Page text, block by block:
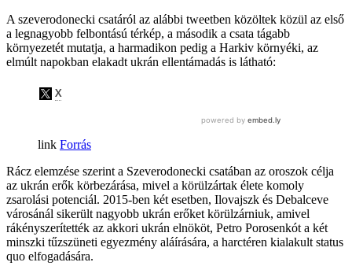
A szeverodonecki csatáról az alábbi tweetben közöltek közül az első
a legnagyobb felbontású térkép, a második a csata tágabb
környezetét mutatja, a harmadikon pedig a Harkiv környéki, az
elmúlt napokban elakadt ukrán ellentámadás is látható:
Forrás
Rácz elemzése szerint a Szeverodonecki csatában az oroszok célja
az ukrán erők körbezárása, mivel a körülzártak élete komoly
zsarolási potenciál. 2015-ben két esetben, Ilovajszk és Debalceve
városánál sikerült nagyobb ukrán erőket körülzárniuk, amivel
rákényszerítették az akkori ukrán elnököt, Petro Porosenkót a két
minszki tűzszüneti egyezmény aláírására, a harctéren kialakult status
quo elfogadására.